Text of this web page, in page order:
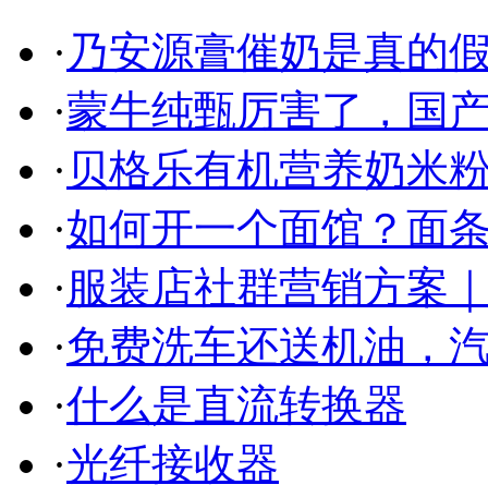
· 乃安源膏催奶是真的
·蒙牛纯甄厉害了，国
· 贝格乐有机营养奶米
·如何开一个面馆？面
·服装店社群营销方案
·免费洗车还送机油，
·什么是直流转换器
·光纤接收器